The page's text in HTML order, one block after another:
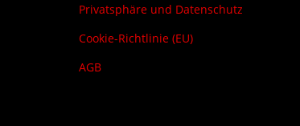
Privatsphäre und Datenschutz
Cookie-Richtlinie (EU)
AGB